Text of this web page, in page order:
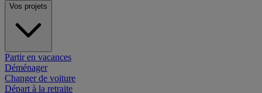
Vos projets
Partir en vacances
Déménager
Changer de voiture
Départ à la retraite